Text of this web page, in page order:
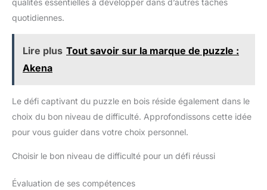
qualités essentielles à développer dans d’autres tâches
quotidiennes.
Lire plus Tout savoir sur la marque de puzzle :
Akena
Le défi captivant du puzzle en bois réside également dans le
choix du bon niveau de difficulté. Approfondissons cette idée
pour vous guider dans votre choix personnel.
Choisir le bon niveau de difficulté pour un défi réussi
Évaluation de ses compétences